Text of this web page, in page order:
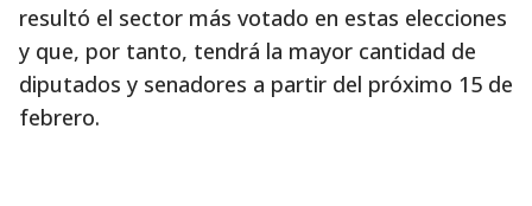
resultó el sector más votado en estas elecciones
y que, por tanto, tendrá la mayor cantidad de
diputados y senadores a partir del próximo 15 de
febrero.